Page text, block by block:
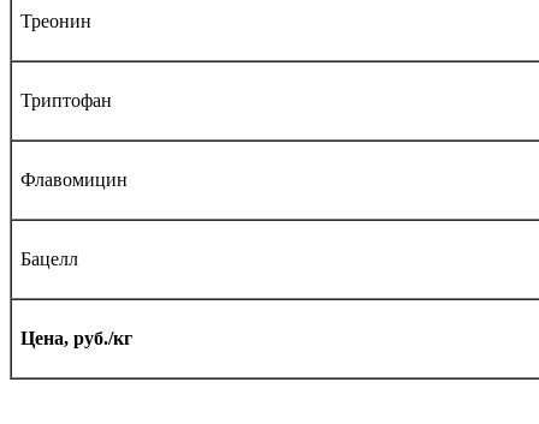
Треонин
Триптофан
Флавомицин
Бацелл
Цена, руб./кг